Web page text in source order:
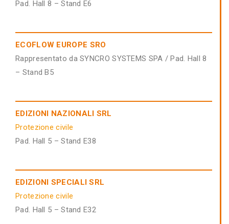
Pad. Hall 8 – Stand E6
ECOFLOW EUROPE SRO
Rappresentato da SYNCRO SYSTEMS SPA / Pad. Hall 8
– Stand B5
EDIZIONI NAZIONALI SRL
Protezione civile
Pad. Hall 5 – Stand E38
EDIZIONI SPECIALI SRL
Protezione civile
Pad. Hall 5 – Stand E32